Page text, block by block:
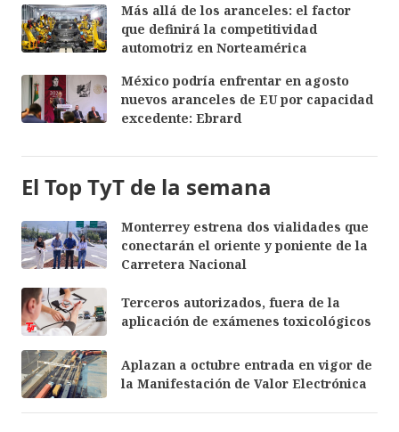
Más allá de los aranceles: el factor
que definirá la competitividad
automotriz en Norteamérica
México podría enfrentar en agosto
nuevos aranceles de EU por capacidad
excedente: Ebrard
El Top TyT de la semana
Monterrey estrena dos vialidades que
conectarán el oriente y poniente de la
Carretera Nacional
Terceros autorizados, fuera de la
aplicación de exámenes toxicológicos
Aplazan a octubre entrada en vigor de
la Manifestación de Valor Electrónica